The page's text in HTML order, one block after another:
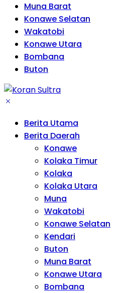
Muna Barat
Konawe Selatan
Wakatobi
Konawe Utara
Bombana
Buton
Berita Utama
Berita Daerah
Konawe
Kolaka Timur
Kolaka
Kolaka Utara
Muna
Wakatobi
Konawe Selatan
Kendari
Buton
Muna Barat
Konawe Utara
Bombana